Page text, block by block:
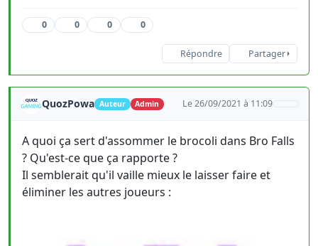
0 0 0 0
Répondre Partager
QuozPowa Auteur Admin Le 26/09/2021 à 11:09
A quoi ça sert d'assommer le brocoli dans Bro Falls
? Qu'est-ce que ça rapporte ?
Il semblerait qu'il vaille mieux le laisser faire et
éliminer les autres joueurs :